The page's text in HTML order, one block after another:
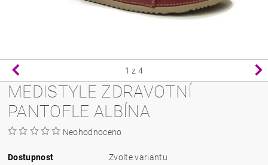
1 z 4
MEDISTYLE ZDRAVOTNÍ
PANTOFLE ALBÍNA
Neohodnoceno
Dostupnost
Zvolte variantu